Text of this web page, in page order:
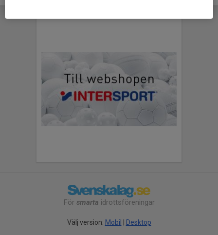
För smarta idrottsföreningar
Välj version: Mobil Desktop